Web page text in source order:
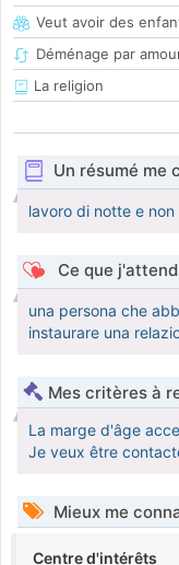
Veut avoir des
Déménage par
La religion
Un résumé me
lavoro di notte e
Ce que
una persona che
instaurare una
Mes critères à
La marge d'âge
Je veux être
Mieux me
Centre d'intérêts